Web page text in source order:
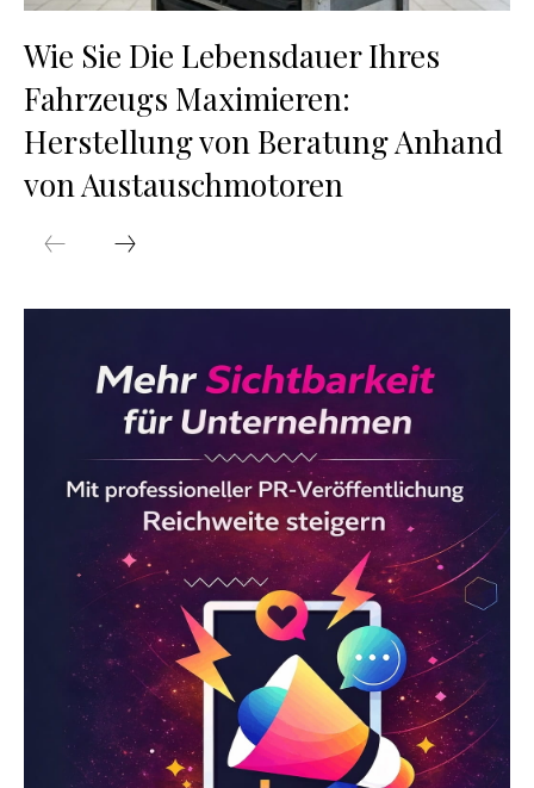
Wie Sie Die Lebensdauer Ihres
Fahrzeugs Maximieren:
Herstellung von Beratung Anhand
von Austauschmotoren